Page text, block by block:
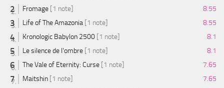
Fromage [1 note]
8.55
Life of The Amazonia [1 note]
8.55
Kronologic Babylon 2500 [1 note]
8.1
Le silence de l'ombre [1 note]
8.1
The Vale of Eternity: Curse [1 note]
7.65
Maitshin [1 note]
7.65